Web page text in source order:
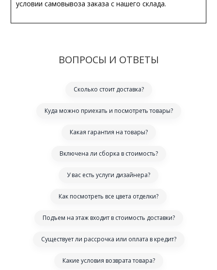
условии самовывоза заказа с нашего склада.
ВОПРОСЫ И ОТВЕТЫ
Сколько стоит доставка?
Куда можно приехать и посмотреть товары?
Какая гарантия на товары?
Включена ли сборка в стоимость?
У вас есть услуги дизайнера?
Как посмотреть все цвета отделки?
Подъем на этаж входит в стоимость доставки?
Существует ли рассрочка или оплата в кредит?
Какие условия возврата товара?